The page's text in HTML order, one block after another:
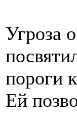
Угроза
пороги
Ей